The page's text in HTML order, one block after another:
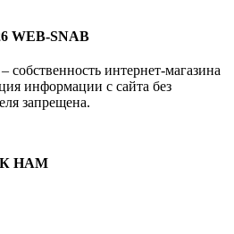
WEB-SNAB
собственность интернет-магазина
информации с сайта без
запрещена.
НАМ